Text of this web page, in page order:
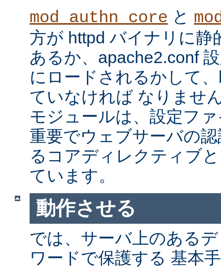
mod_authn_core と
方が httpd バイナリに静
あるか、apache2.conf
にロードされるかして
ていなければ なりませ
モジュールは、設定フ
重要でウェブサーバの
るコアディレクティブ
ています。
動作させる
では、サーバ上のある
ワードで保護する 基本